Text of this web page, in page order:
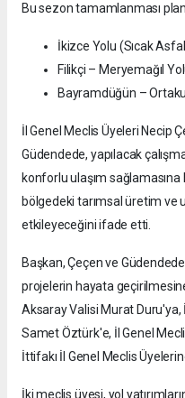
Bu sezon tamamlanması
İkizce Yolu (Sıcak
Filikçi – Meryemağıl
Bayramdüğün –
İl Genel Meclis Üyeleri Necip
Güdendede, yapılacak
konforlu ulaşım sağlamasına
bölgedeki tarımsal üretim ve
etkileyeceğini ifade etti.
Başkan, Çeçen ve
projelerin hayata
Aksaray Valisi Murat
Samet Öztürk'e, İl Genel
İttifakı İl Genel Meclis
İki meclis üyesi, yol